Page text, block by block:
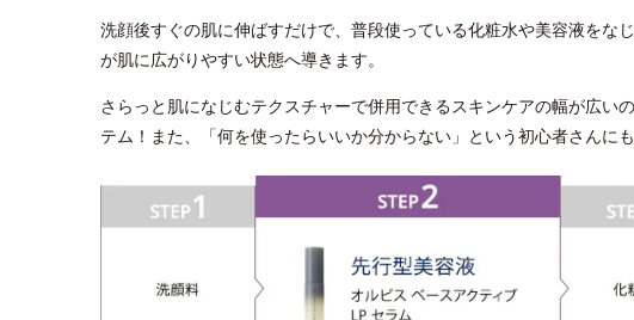
洗顔後すぐの肌に伸ばすだけで、普段使っている化粧水や美容液をな
が肌に広がりやすい状態へ導きます。
さらっと肌になじむテクスチャーで併用できるスキンケアの幅が広い
テム！また、「何を使ったらいいか分からない」という初心者さんにも